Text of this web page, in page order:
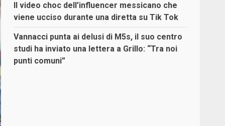
Il video choc dell’influencer messicano che
viene ucciso durante una diretta su Tik Tok
Vannacci punta ai delusi di M5s, il suo centro
studi ha inviato una lettera a Grillo: “Tra noi
punti comuni”